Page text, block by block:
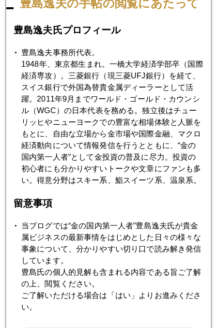
ば儲かり、配当も増やせる。そこで、住宅ローン債権と同様
切り売りするシステムである。
2007年
1月 2月 4月 5月 6月
7月 8月 9月 10月 11月 12月
2007年08月29日
タイガーウッズもサブプライムには勝てず
東証 GLD上場へ
2007年08月24日
中国要因の発展段階
2007年08月23日
バフェット ウオッチャー
豊島逸夫の手帖の閲覧にあたって
豊島逸夫氏プロフィール
豊島逸夫事務所代表。
1948年、東京都生まれ。一橋大学経済学部卒（国際
経済専攻）。三菱銀行（現三菱UFJ銀行）を経て、
スイス銀行で外国為替貴金属ディーラーとして活
躍。2011年9月までワールド・ゴールド・カウンシ
ル（WGC）の日本代表を務める。独立後はチュー
リッヒやニューヨークでの豊富な相場体験と人脈を
もとに、自由な立場から金市場や国際金融、マクロ
経済動向について情報発信を行うとともに、“金の
国内第一人者”として金投資の普及に尽力。投資の
初心者にも分かりやすいトークや文章にファンも多
い。得意分野はスキー系、鮨スイーツ系、温泉系。
留意事項
当ブログでは“金の国内第一人者”豊島逸夫氏が貴金
属ビジネスの最新事情をはじめとした日々の様々な
事象について、分かりやすい切り口で読み解き発信
しています。
豊島氏の個人的見解も含まれる内容である旨ご了解
の上、閲覧ください。
ご了解いただける場合は「はい」よりお進みくださ
い。